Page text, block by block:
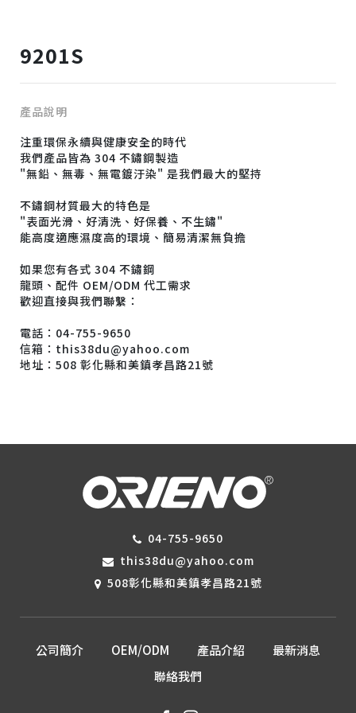
9201S
產品說明
注重環保永續與健康安全的時代
我們產品皆為 304 不鏽鋼製造
"無鉛、無毒、無電鍍汙染" 是我們最大的堅持
不鏽鋼材質最大的特色是
"表面光滑、好清洗、好保養、不生鏽"
能高度適應濕度高的環境、簡易清潔無負擔
如果您有各式 304 不鏽鋼
龍頭、配件 OEM/ODM 代工需求
歡迎直接與我們聯繫：
電話：04-755-9650
信箱：this38du@yahoo.com
地址：508 彰化縣和美鎮孝昌路21號
04-755-9650
this38du@yahoo.com
508彰化縣和美鎮孝昌路21號
公司簡介 OEM/ODM 產品介紹
最新消息
聯絡我們